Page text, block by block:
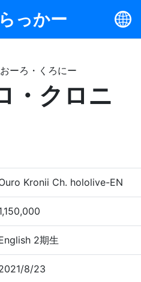
っかー
おーろ・くろにー
・クロニ
Kronii Ch. hololive-EN
2期生
8/23